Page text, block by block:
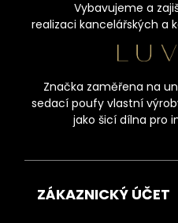
Vybavujeme a
realizaci kancelářských a
Značka zaměřena na
sedací poufy vlastní
jako šicí dílna pro
ZÁKAZNICKÝ ÚČET